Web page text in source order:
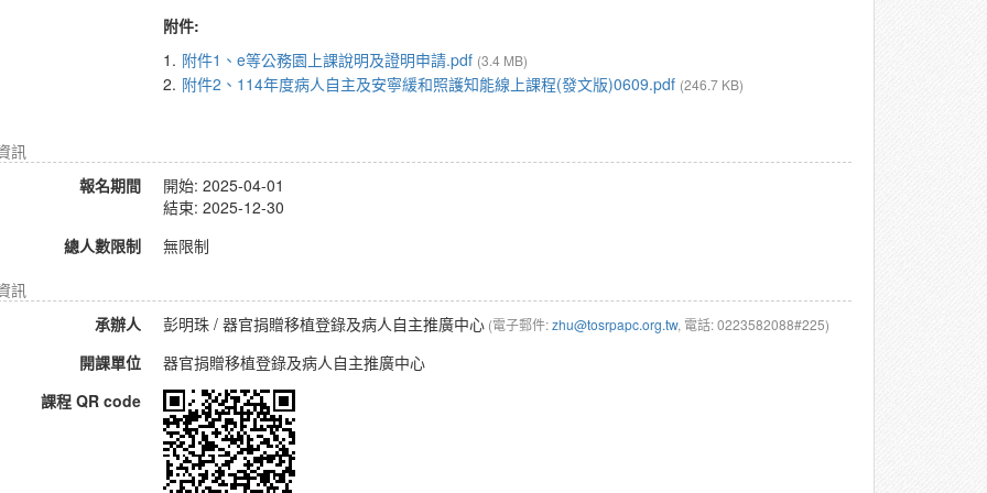
附件:
1. 附件1、e等公務園上課說明及證明申請.pdf (3.4 MB)
2. 附件2、114年度病人自主及安寧緩和照護知能線上課程(發文版)0609.pdf (246.7 KB)
訊
報名期間
開始: 2025-04-01
結束: 2025-12-30
總人數限制
無限制
訊
承辦人
彭明珠/ 器官捐贈移植登錄及病人自主推廣中心(電子郵件:zhu@tosrpapc.org.tw, 電話: 0223582088#225)
開課單位
器官捐贈移植登錄及病人自主推廣中心
課程 QR code